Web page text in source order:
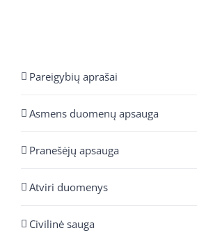
Pareigybių aprašai
Asmens duomenų apsauga
Pranešėjų apsauga
Atviri duomenys
Civilinė sauga